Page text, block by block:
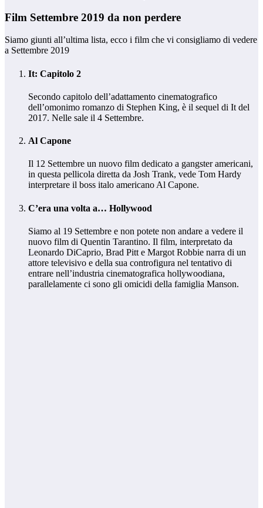
Film Settembre 2019 da non perdere
Siamo giunti all’ultima lista, ecco i film che vi consigliamo di vedere
a Settembre 2019
It: Capitolo 2
Secondo capitolo dell’adattamento cinematografico
dell’omonimo romanzo di Stephen King, è il sequel di It del
2017. Nelle sale il 4 Settembre.
Al Capone
Il 12 Settembre un nuovo film dedicato a gangster americani,
in questa pellicola diretta da Josh Trank, vede Tom Hardy
interpretare il boss italo americano Al Capone.
C’era una volta a… Hollywood
Siamo al 19 Settembre e non potete non andare a vedere il
nuovo film di Quentin Tarantino. Il film, interpretato da
Leonardo DiCaprio, Brad Pitt e Margot Robbie narra di un
attore televisivo e della sua controfigura nel tentativo di
entrare nell’industria cinematografica hollywoodiana,
parallelamente ci sono gli omicidi della famiglia Manson.